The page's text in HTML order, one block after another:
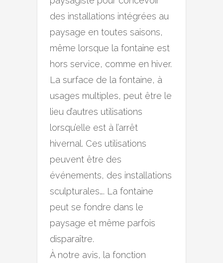
des installations intégrées au
paysage en toutes saisons,
même lorsque la fontaine est
hors service, comme en hiver.
La surface de la fontaine, à
usages multiples, peut être le
lieu d’autres utilisations
lorsqu’elle est à l’arrêt
hivernal. Ces utilisations
peuvent être des
événements, des installations
sculpturales…. La fontaine
peut se fondre dans le
paysage et même parfois
disparaître.
À notre avis, la fonction